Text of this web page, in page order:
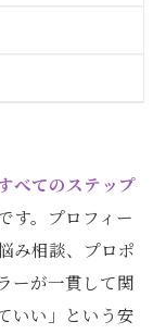
べてのステップ
す。プロフィー
み相談、プロポ
ーが一貫して関
いい」という安